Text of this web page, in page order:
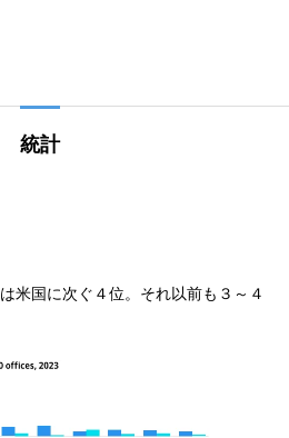
統計
米国に次ぐ４位。それ以前も３～４